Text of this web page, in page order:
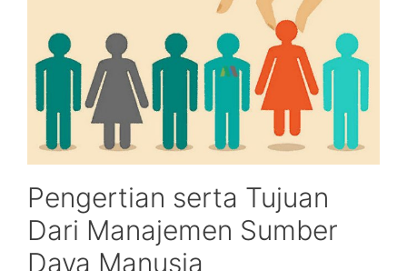
Pengertian serta Tujuan
Dari Manajemen Sumber
Daya Manusia